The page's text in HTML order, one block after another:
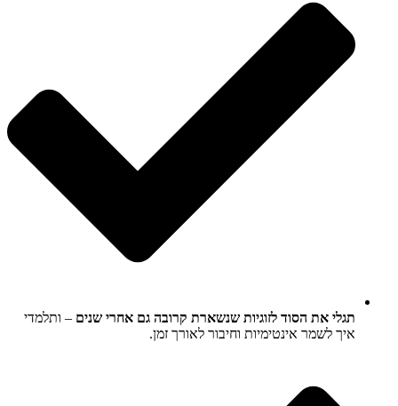
תגלי את הסוד לזוגיות שנשארת קרובה גם אחרי שנים – ותלמדי
איך לשמר אינטימיות וחיבור לאורך זמן.